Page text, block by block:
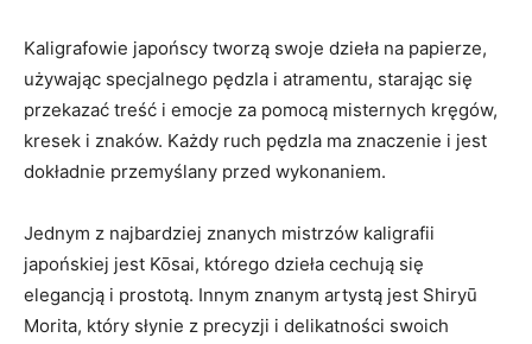
Kaligrafowie japońscy tworzą swoje dzieła na papierze,
używając specjalnego ‍pędzla i atramentu, starając się
przekazać treść ⁤i emocje ⁢za pomocą misternych kręgów,
‍kresek i znaków. Każdy ruch pędzla ma znaczenie i jest‌
dokładnie przemyślany przed⁣ wykonaniem.
Jednym z‍ najbardziej znanych mistrzów‌ kaligrafii
japońskiej​ jest Kōsai, którego dzieła cechują się
elegancją‌ i prostotą.‍ Innym znanym ⁤artystą jest Shiryū
Morita, który słynie z precyzji i delikatności swoich